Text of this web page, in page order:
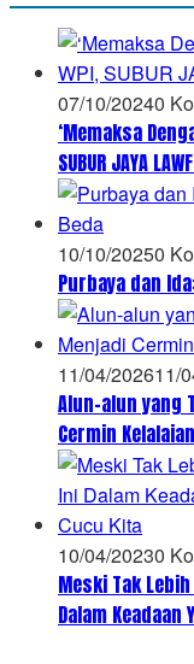
07/10/20240
‘Memaksa
SUBUR JAYA
10/10/20250
Purbaya dan
11/04/202611/
Alun-alun yang
Cermin Kelalaian
10/04/20230
Meski Tak
Dalam Keadaan